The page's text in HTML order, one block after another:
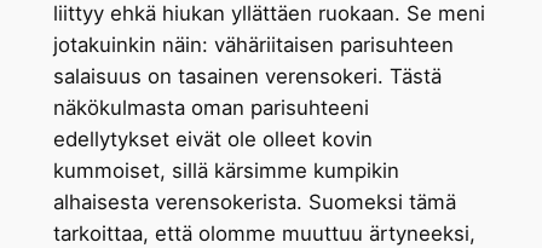
liittyy ehkä hiukan yllättäen ruokaan. Se meni
jotakuinkin näin: vähäriitaisen parisuhteen
salaisuus on tasainen verensokeri. Tästä
näkökulmasta oman parisuhteeni
edellytykset eivät ole olleet kovin
kummoiset, sillä kärsimme kumpikin
alhaisesta verensokerista. Suomeksi tämä
tarkoittaa, että olomme muuttuu ärtyneeksi,